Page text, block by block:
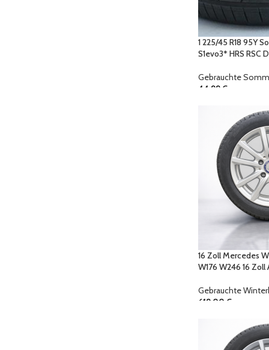
1 225/45 R18 95Y
S1evo3* HRS
Gebrauchte
44,99 €
16 Zoll Mercedes
W176 W246 16 Zoll
Gebrauchte
619,00 €